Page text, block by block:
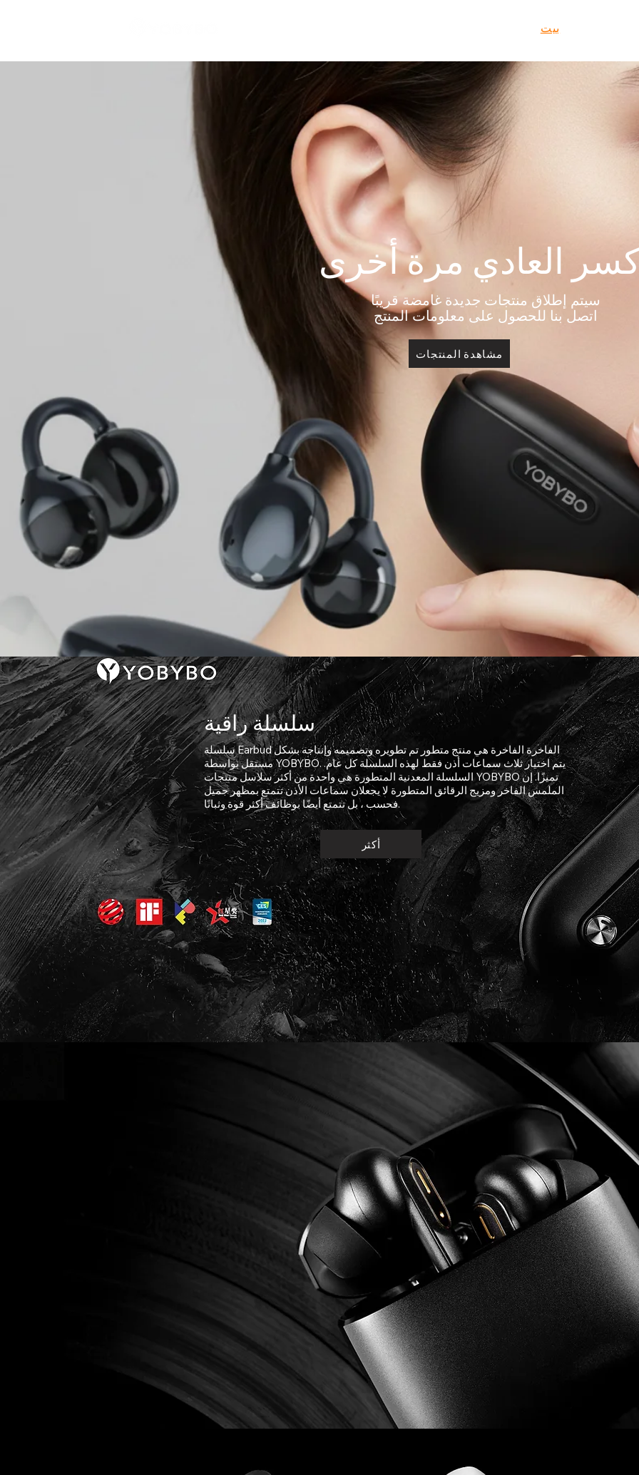
بيت
العادي مرة أخرى
سيتم إطلاق منتجات جديدة غامضة قريبًا
اتصل بنا للحصول على معلومات المنتج
مشاهدة المنتجات
سلسلة راقية
سلسلة Earbud الفاخرة الفاخرة هي منتج متطور تم تطويره وتصميمه وإنتاجه بشكل
مستقل بواسطة YOBYBO. يتم اختيار ثلاث سماعات أذن فقط لهذه السلسلة كل عام.
السلسلة المعدنية المتطورة هي واحدة من أكثر سلاسل منتجات YOBYBO تميزًا. إن
الملمس الفاخر ومزيج الرقائق المتطورة لا يجعلان سماعات الأذن تتمتع بمظهر جميل
فحسب ، بل تتمتع أيضًا بوظائف أكثر قوة وثباتًا.
أكثر